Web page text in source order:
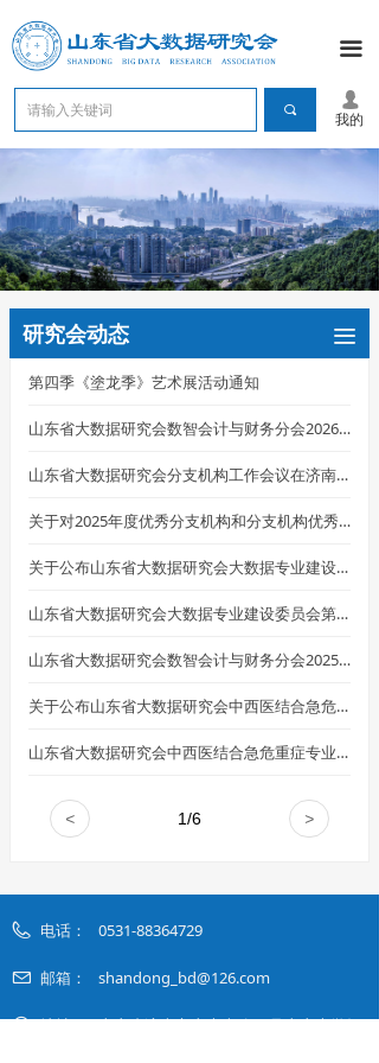
끀
끠
넙
我的
第四季《塗龙季》艺术展活动通知
山东省大数据研究会数智会计与财务分会2026年年会暨第三届会计学院院长(主任)研讨会征文通知
山东省大数据研究会分支机构工作会议在济南召开
关于对2025年度优秀分支机构和分支机构优秀工作者表彰的通知
关于公布山东省大数据研究会大数据专业建设委员会第二届委员名单的通知
山东省大数据研究会大数据专业建设委员会第二届委员会换届大会暨2025学术年会在德州成功举办
山东省大数据研究会数智会计与财务分会2025年会暨第二届会计学院院长（主任）研讨会顺利召开
关于公布山东省大数据研究会中西医结合急危重症专业委会第一届委员会名单的通知
山东省大数据研究会中西医结合急危重症专业委员会成立大会在济南胜利召开
< >
1/6
研究会动态 끀
电话： 0531-88364729
邮箱： shandong_bd@126.com
地址： 山东省济南市山大南路27号山东大学知